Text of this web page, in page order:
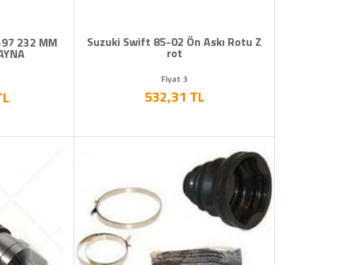
232 MM Suzuki Swift 85-02 Ön Askı Rotu Z
rot
Fiyat 3
532,31 TL